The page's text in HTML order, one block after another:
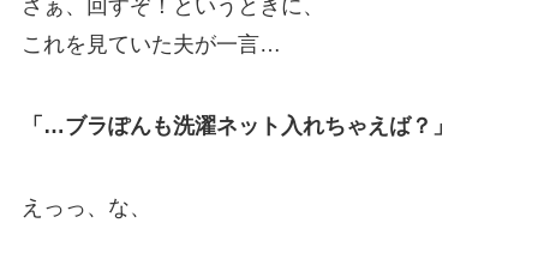
さぁ、回すぞ！というときに、
これを見ていた夫が一言…
「…ブラぽんも洗濯ネット入れちゃえば？」
えっっ、な、